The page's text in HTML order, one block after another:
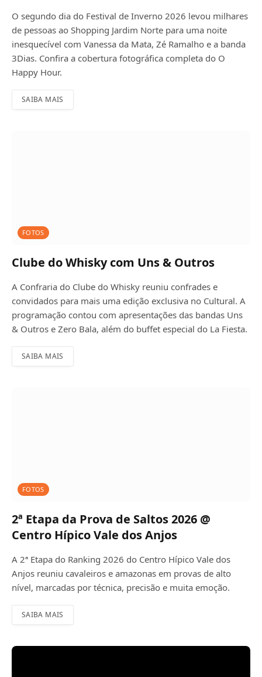
O segundo dia do Festival de Inverno 2026 levou milhares
de pessoas ao Shopping Jardim Norte para uma noite
inesquecível com Vanessa da Mata, Zé Ramalho e a banda
3Dias. Confira a cobertura fotográfica completa do O
Happy Hour.
SAIBA MAIS
FOTOS
Clube do Whisky com Uns & Outros
A Confraria do Clube do Whisky reuniu confrades e
convidados para mais uma edição exclusiva no Cultural. A
programação contou com apresentações das bandas Uns
& Outros e Zero Bala, além do buffet especial do La Fiesta.
SAIBA MAIS
FOTOS
2ª Etapa da Prova de Saltos 2026 @
Centro Hípico Vale dos Anjos
A 2ª Etapa do Ranking 2026 do Centro Hípico Vale dos
Anjos reuniu cavaleiros e amazonas em provas de alto
nível, marcadas por técnica, precisão e muita emoção.
SAIBA MAIS